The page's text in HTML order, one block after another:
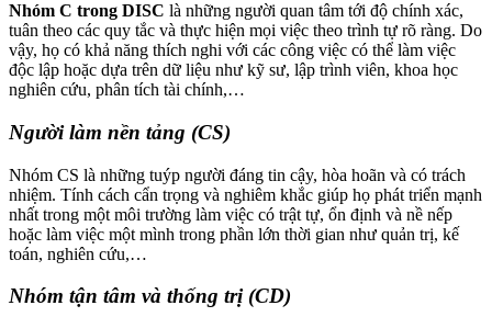
Nhóm C trong DISC là những người quan tâm tới độ chính xác,
tuân theo các quy tắc và thực hiện mọi việc theo trình tự rõ ràng. Do
vậy, họ có khả năng thích nghi với các công việc có thể làm việc
độc lập hoặc dựa trên dữ liệu như kỹ sư, lập trình viên, khoa học
nghiên cứu, phân tích tài chính,…
Người làm nền tảng (CS)
Nhóm CS là những tuýp người đáng tin cậy, hòa hoãn và có trách
nhiệm. Tính cách cẩn trọng và nghiêm khắc giúp họ phát triển mạnh
nhất trong một môi trường làm việc có trật tự, ổn định và nề nếp
hoặc làm việc một mình trong phần lớn thời gian như quản trị, kế
toán, nghiên cứu,…
Nhóm tận tâm và thống trị (CD)